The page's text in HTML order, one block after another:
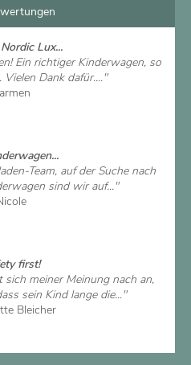
Lux...
Ein richtiger Kinderwagen, so
Dank dafür...."
Team, auf der Suche nach
sind wir auf..."
first!
meiner Meinung nach an,
sein Kind lange die..."
Bleicher